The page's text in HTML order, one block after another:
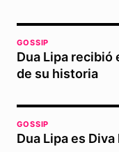
GOSSIP
Dua Lipa recibió
de su historia
GOSSIP
Dua Lipa es